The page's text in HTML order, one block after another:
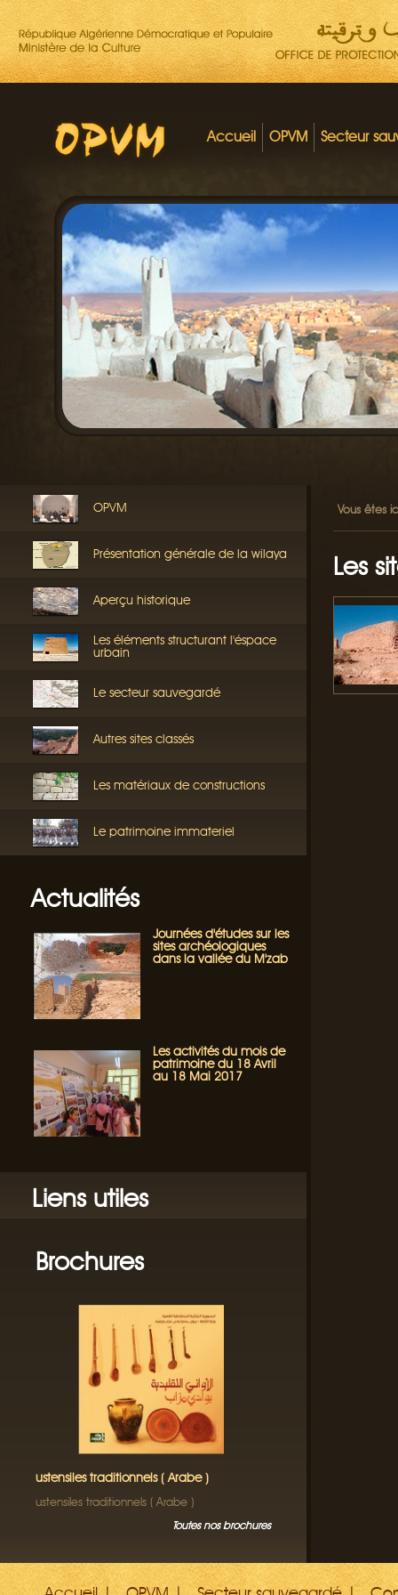
Accueil OPVM Secteur
OPVM
Présentation générale de la wilaya
Aperçu historique
Les éléments structurant l'éspace
urbain
Le secteur sauvegardé
Autres sites classés
Les matériaux de constructions
Le patrimoine immateriel
Actualités
Journées d'études sur les
sites archéologiques
dans la vallée du M'zab
Les activités du mois de
patrimoine du 18 Avril
au 18 Mai 2017
Liens utiles
Brochures
ustensiles traditionnels ( Arabe )
ustensiles traditionnels ( Arabe )
Toutes nos brochures
Vous êtes
Les